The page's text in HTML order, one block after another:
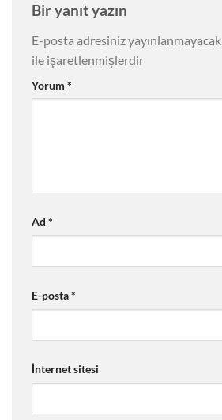
Bir yanıt yazın
E-posta adresiniz yayınlanmayacak.
ile işaretlenmişlerdir
Yorum *
Ad *
E-posta*
İnternet sitesi